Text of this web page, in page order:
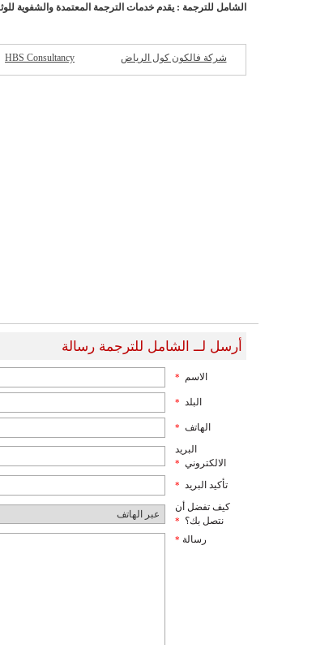
الشامل للترجمة : يقدم خدمات الترجمة المعتمدة والشفوية
شركة فالكون كول الرياض HBS Consultancy
أرسل لــ الشامل للترجمة رسالة
الاسم *
البلد *
الهاتف *
البريد
الالكتروني *
تأكيد البريد *
كيف تفضل أن
نتصل بك؟ *
رسالة *